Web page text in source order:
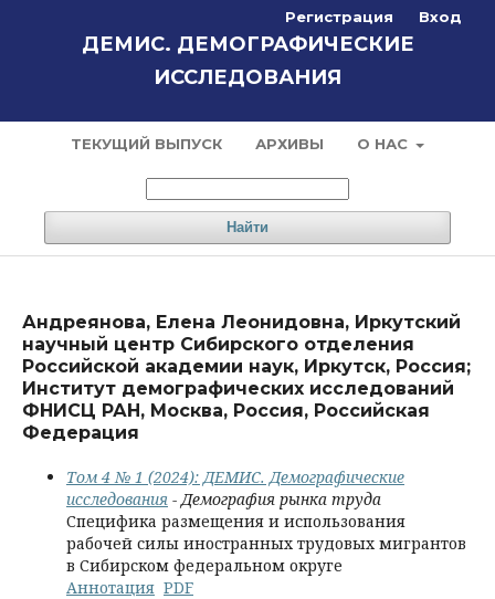
ДЕМИС. ДЕМОГРАФИЧЕСКИЕ
ИССЛЕДОВАНИЯ
ТЕКУЩИЙ ВЫПУСК АРХИВЫ О НАС
Найти
Регистрация Вход
Андреянова, Елена Леонидовна, Иркутский
научный центр Сибирского отделения
Российской академии наук, Иркутск, Россия;
Институт демографических исследований
ФНИСЦ РАН, Москва, Россия, Российская
Федерация
Том 4 № 1 (2024): ДЕМИС. Демографические
исследования - Демография рынка труда
Специфика размещения и использования
рабочей силы иностранных трудовых мигрантов
в Сибирском федеральном округе
Аннотация PDF